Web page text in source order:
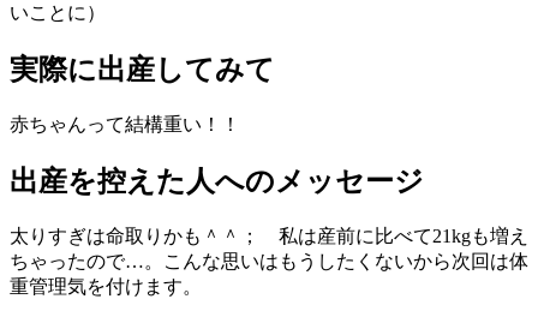
いことに）
実際に出産してみて
赤ちゃんって結構重い！！
出産を控えた人へのメッセージ
太りすぎは命取りかも＾＾； 私は産前に比べて21kgも増え
ちゃったので…。こんな思いはもうしたくないから次回は体
重管理気を付けます。